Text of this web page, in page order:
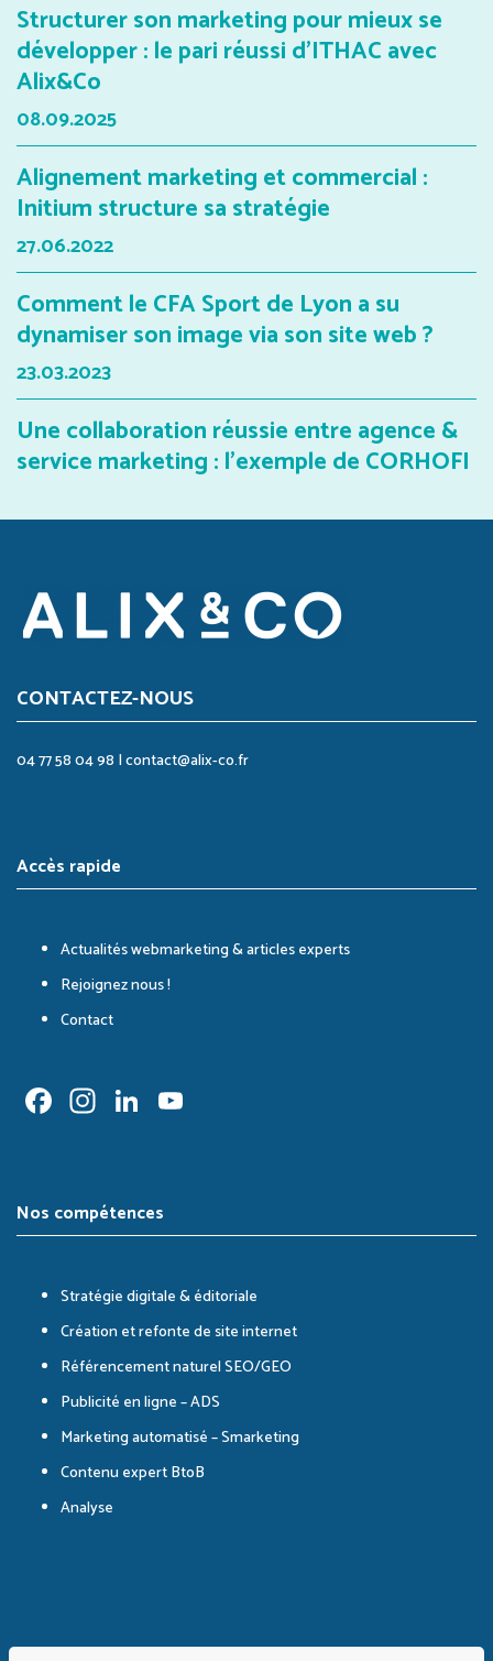
Structurer son marketing pour mieux se
développer : le pari réussi d’ITHAC avec
Alix&Co
08.09.2025
Alignement marketing et commercial :
Initium structure sa stratégie
27.06.2022
Comment le CFA Sport de Lyon a su
dynamiser son image via son site web ?
23.03.2023
Une collaboration réussie entre agence &
service marketing : l’exemple de CORHOFI
CONTACTEZ-NOUS
04 77 58 04 98 |contact@alix-co.fr
Accès rapide
Actualités webmarketing & articles experts
Rejoignez nous !
Contact
Facebook
Instagram
LinkedIn
Nos compétences
Stratégie digitale & éditoriale
Création et refonte de site internet
Référencement naturel SEO/GEO
Publicité en ligne – ADS
Marketing automatisé – Smarketing
Contenu expert BtoB
Analyse